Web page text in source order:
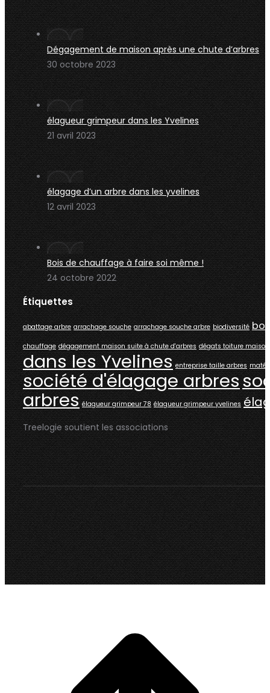
Dégagement de maison après une chute d’arbres
30 octobre 2023
élagueur grimpeur dans les Yvelines
21 avril 2023
élagage d’un arbre dans les yvelines
12 avril 2023
Bois de chauffage à faire soi même !
24 octobre 2022
Étiquettes
abattage arbre arrachage souche arrachage souche arbre biodiversité
chauffage dégagement maison suite à chute d'arbres dégats toiture
dans les Yvelines entreprise taille arbres
société d'élagage arbres
arbres élagueur grimpeur 78 élagueur grimpeur yvelines
Treelogie soutient les associations